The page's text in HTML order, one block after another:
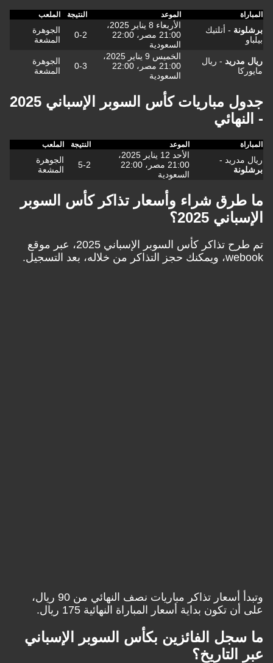
المباراة الموعد النتيجة الملعب
برشلونة - أتلتيك
بيلباو
الأربعاء 8 يناير 2025،
21:00 مصر، 22:00
السعودية
0-2
الجوهرة
المشعة
ريال مدريد - ريال
مايوركا
الخميس 9 يناير 2025،
21:00 مصر، 22:00
السعودية
0-3
الجوهرة
المشعة
جدول مباريات كأس السوبر الإسباني 2025
- النهائي
المباراة الموعد النتيجة الملعب
ريال مدريد -
برشلونة
الأحد 12 يناير 2025،
21:00 مصر، 22:00
السعودية
5-2
الجوهرة
المشعة
ما طرق شراء وأسعار تذاكر كأس السوبر
الإسباني 2025؟
تم طرح تذاكر كأس السوبر الإسباني 2025، عبر موقع
webook، ويمكنك حجز التذاكر من خلاله، بعد التسجيل.
وتبدأ أسعار تذاكر مباريات نصف النهائي من 90 ريال،
على أن تكون بداية أسعار المباراة النهائية 175 ريال.
ما سجل الفائزين بكأس السوبر الإسباني
عبر التاريخ؟